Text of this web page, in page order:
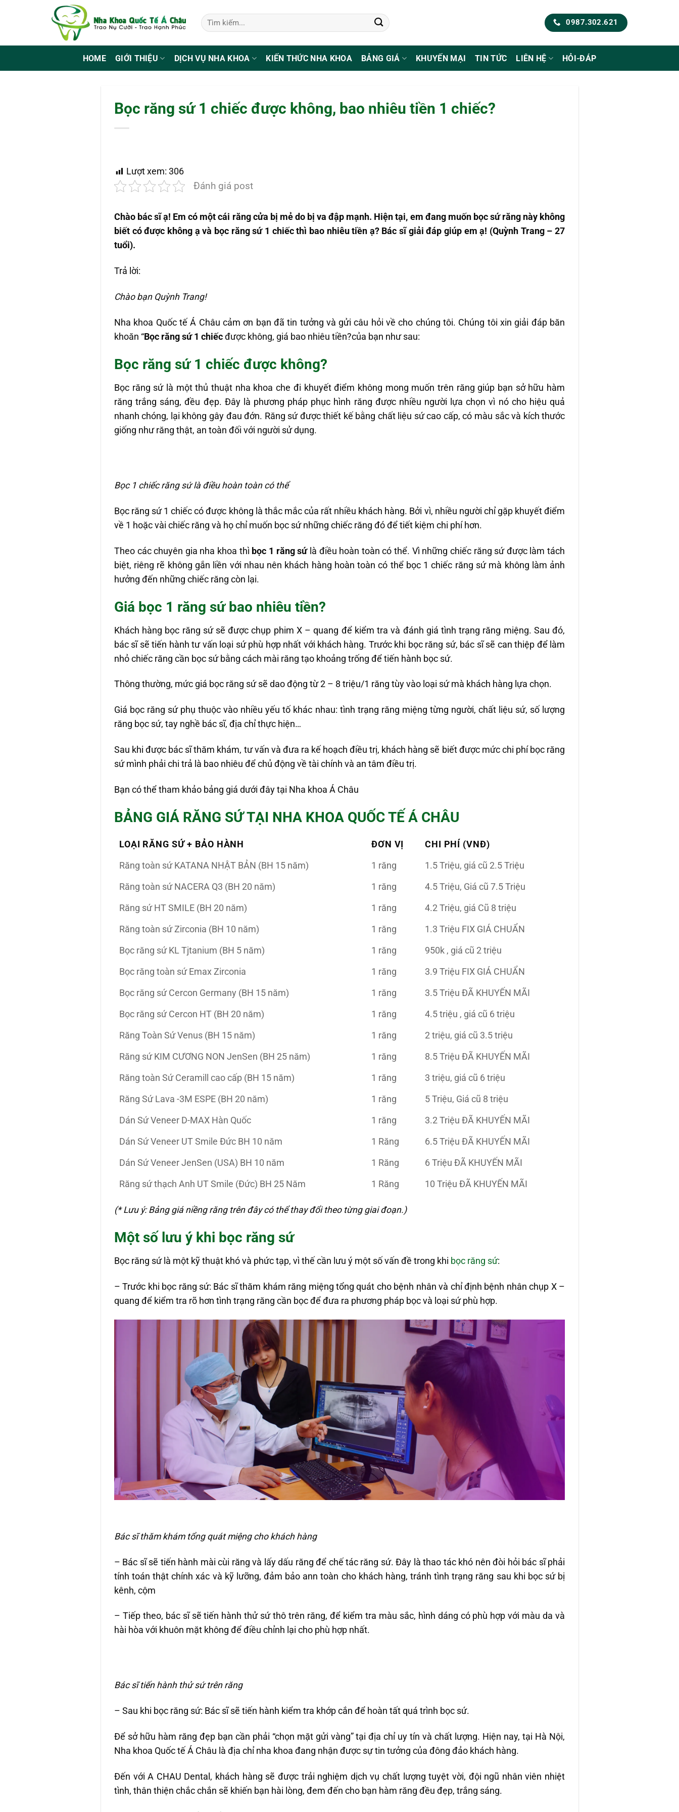
0987.302.621
HOME GIỚI THIỆU DỊCH VỤ NHA KHOA KIẾN THỨC NHA KHOA BẢNG GIÁ KHUYẾN MẠI TIN TỨC LIÊN HỆ HỎI-ĐÁP
Bọc răng sứ 1 chiếc được không, bao nhiêu tiền 1 chiếc?
Lượt xem: 306
Đánh giá post
Chào bác sĩ ạ! Em có một cái răng cửa bị mẻ do bị va đập mạnh. Hiện tại, em đang muốn bọc sứ răng này không
biết có được không ạ và bọc răng sứ 1 chiếc thì bao nhiêu tiền ạ? Bác sĩ giải đáp giúp em ạ! (Quỳnh Trang – 27
tuổi).
Trả lời:
Chào bạn Quỳnh Trang!
Nha khoa Quốc tế Á Châu cảm ơn bạn đã tin tưởng và gửi câu hỏi về cho chúng tôi. Chúng tôi xin giải đáp băn
khoăn “Bọc răng sứ 1 chiếcđược không, giá bao nhiêu tiền?của bạn như sau:
Bọc răng sứ 1 chiếc được không?
Bọc răng sứ là một thủ thuật nha khoa che đi khuyết điểm không mong muốn trên răng giúp bạn sở hữu hàm
răng trắng sáng, đều đẹp. Đây là phương pháp phục hình răng được nhiều người lựa chọn vì nó cho hiệu quả
nhanh chóng, lại không gây đau đớn. Răng sứ được thiết kế bằng chất liệu sứ cao cấp, có màu sắc và kích thước
giống như răng thật, an toàn đối với người sử dụng.
Bọc 1 chiếc răng sứ là điều hoàn toàn có thể
Bọc răng sứ 1 chiếc có được không là thắc mắc của rất nhiều khách hàng. Bởi vì, nhiều người chỉ gặp khuyết điểm
về 1 hoặc vài chiếc răng và họ chỉ muốn bọc sứ những chiếc răng đó để tiết kiệm chi phí hơn.
Theo các chuyên gia nha khoa thì bọc 1 răng sứlà điều hoàn toàn có thể. Vì những chiếc răng sứ được làm tách
biệt, riêng rẽ không gắn liền với nhau nên khách hàng hoàn toàn có thể bọc 1 chiếc răng sứ mà không làm ảnh
hưởng đến những chiếc răng còn lại.
Giá bọc 1 răng sứ bao nhiêu tiền?
Khách hàng bọc răng sứ sẽ được chụp phim X – quang để kiểm tra và đánh giá tình trạng răng miệng. Sau đó,
bác sĩ sẽ tiến hành tư vấn loại sứ phù hợp nhất với khách hàng. Trước khi bọc răng sứ, bác sĩ sẽ can thiệp để làm
nhỏ chiếc răng cần bọc sứ bằng cách mài răng tạo khoảng trống để tiến hành bọc sứ.
Thông thường, mức giá bọc răng sứ sẽ dao động từ 2 – 8 triệu/1 răng tùy vào loại sứ mà khách hàng lựa chọn.
Giá bọc răng sứ phụ thuộc vào nhiều yếu tố khác nhau: tình trạng răng miệng từng người, chất liệu sứ, số lượng
răng bọc sứ, tay nghề bác sĩ, địa chỉ thực hiện…
Sau khi được bác sĩ thăm khám, tư vấn và đưa ra kế hoạch điều trị, khách hàng sẽ biết được mức chi phí bọc răng
sứ mình phải chi trả là bao nhiêu để chủ động về tài chính và an tâm điều trị.
Bạn có thể tham khảo bảng giá dưới đây tại Nha khoa Á Châu
BẢNG GIÁ RĂNG SỨ TẠI NHA KHOA QUỐC TẾ Á CHÂU
LOẠI RĂNG SỨ + BẢO HÀNH ĐƠN VỊ CHI PHÍ (VNĐ)
Răng toàn sứ KATANA NHẬT BẢN (BH 15 năm) 1 răng 1.5 Triệu, giá cũ 2.5 Triệu
Răng toàn sứ NACERA Q3 (BH 20 năm) 1 răng 4.5 Triệu, Giá cũ 7.5 Triệu
Răng sứ HT SMILE (BH 20 năm) 1 răng 4.2 Triệu, giá Cũ 8 triệu
Răng toàn sứ Zirconia (BH 10 năm) 1 răng 1.3 Triệu FIX GIÁ CHUẨN
Bọc răng sứ KL Tjtanium (BH 5 năm) 1 răng 950k , giá cũ 2 triệu
Bọc răng toàn sứ Emax Zirconia 1 răng 3.9 Triệu FIX GIÁ CHUẨN
Bọc răng sứ Cercon Germany (BH 15 năm) 1 răng 3.5 Triệu ĐÃ KHUYẾN MÃI
Bọc răng sứ Cercon HT (BH 20 năm) 1 răng 4.5 triệu , giá cũ 6 triệu
Răng Toàn Sứ Venus (BH 15 năm) 1 răng 2 triệu, giá cũ 3.5 triệu
Răng sứ KIM CƯƠNG NON JenSen (BH 25 năm) 1 răng 8.5 Triệu ĐÃ KHUYẾN MÃI
Răng toàn Sứ Ceramill cao cấp (BH 15 năm) 1 răng 3 triệu, giá cũ 6 triệu
Răng Sứ Lava -3M ESPE (BH 20 năm) 1 răng 5 Triệu, Giá cũ 8 triệu
Dán Sứ Veneer D-MAX Hàn Quốc 1 răng 3.2 Triệu ĐÃ KHUYẾN MÃI
Dán Sứ Veneer UT Smile Đức BH 10 năm 1 Răng 6.5 Triệu ĐÃ KHUYẾN MÃI
Dán Sứ Veneer JenSen (USA) BH 10 năm 1 Răng 6 Triệu ĐÃ KHUYẾN MÃI
Răng sứ thạch Anh UT Smile (Đức) BH 25 Năm 1 Răng 10 Triệu ĐÃ KHUYẾN MÃI
(* Lưu ý: Bảng giá niềng răng trên đây có thể thay đổi theo từng giai đoạn.)
Một số lưu ý khi bọc răng sứ
Bọc răng sứ là một kỹ thuật khó và phức tạp, vì thế cần lưu ý một số vấn đề trong khi bọc răng sứ:
– Trước khi bọc răng sứ: Bác sĩ thăm khám răng miệng tổng quát cho bệnh nhân và chỉ định bệnh nhân chụp X –
quang để kiểm tra rõ hơn tình trạng răng cần bọc để đưa ra phương pháp bọc và loại sứ phù hợp.
Bác sĩ thăm khám tổng quát miệng cho khách hàng
– Bác sĩ sẽ tiến hành mài cùi răng và lấy dấu răng để chế tác răng sứ. Đây là thao tác khó nên đòi hỏi bác sĩ phải
tính toán thật chính xác và kỹ lưỡng, đảm bảo ann toàn cho khách hàng, tránh tình trạng răng sau khi bọc sứ bị
kênh, cộm
– Tiếp theo, bác sĩ sẽ tiến hành thử sứ thô trên răng, để kiểm tra màu sắc, hình dáng có phù hợp với màu da và
hài hòa với khuôn mặt không để điều chỉnh lại cho phù hợp nhất.
Bác sĩ tiến hành thử sứ trên răng
– Sau khi bọc răng sứ: Bác sĩ sẽ tiến hành kiểm tra khớp cắn để hoàn tất quá trình bọc sứ.
Để sở hữu hàm răng đẹp bạn cần phải “chọn mặt gửi vàng” tại địa chỉ uy tín và chất lượng. Hiện nay, tại Hà Nội,
Nha khoa Quốc tế Á Châu là địa chỉ nha khoa đang nhận được sự tin tưởng của đông đảo khách hàng.
Đến với A CHAU Dental, khách hàng sẽ được trải nghiệm dịch vụ chất lượng tuyệt vời, đội ngũ nhân viên nhiệt
tình, thân thiện chắc chắn sẽ khiến bạn hài lòng, đem đến cho bạn hàm răng đều đẹp, trắng sáng.